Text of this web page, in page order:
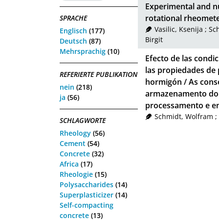
SPRACHE
Englisch (177)
Deutsch (87)
Mehrsprachig (10)
REFERIERTE PUBLIKATION
nein (218)
ja (56)
SCHLAGWORTE
Rheology (56)
Cement (54)
Concrete (32)
Africa (17)
Rheologie (15)
Polysaccharides (14)
Superplasticizer (14)
Self-compacting
concrete (13)
Experimental and
rotational
Vasilic, Ksenija ;
Birgit
Efecto de las
las propiedades
hormigón / As
armazenamento
processamento e
Schmidt, Wolfram ;